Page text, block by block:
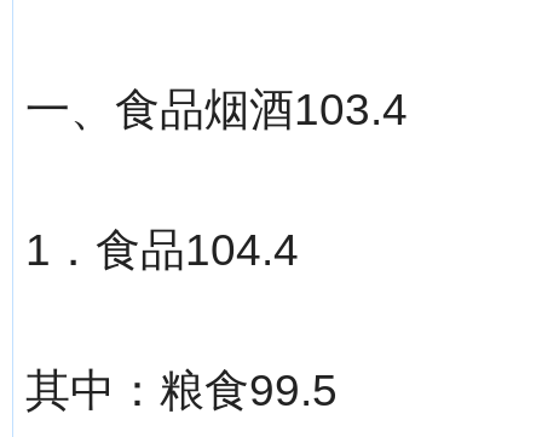
一、食品烟酒103.4
1．食品104.4
其中：粮食99.5